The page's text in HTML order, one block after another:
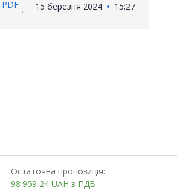
PDF 15 березня 2024 15:27
Остаточна пропозиція:
98 959,24 UAH з ПДВ